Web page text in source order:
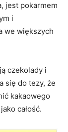
jest pokarmem
i
we większych
czekolady i
się do tezy, że
kakaowego
całość.